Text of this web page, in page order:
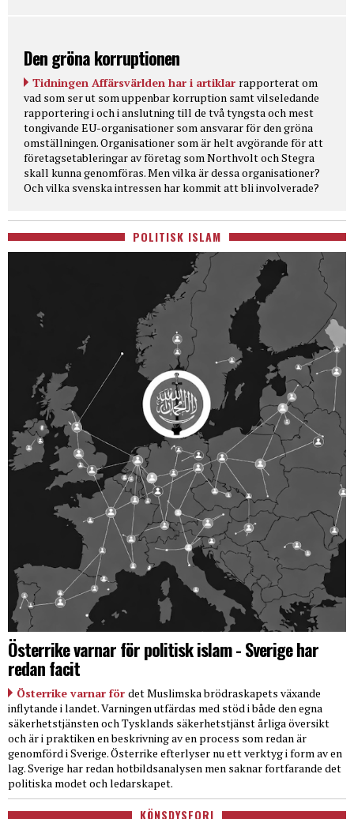
Den gröna korruptionen
Tidningen Affärsvärlden har i artiklar rapporterat om
vad som ser ut som uppenbar korruption samt vilseledande
rapportering i och i anslutning till de två tyngsta och mest
tongivande EU-organisationer som ansvarar för den gröna
omställningen. Organisationer som är helt avgörande för att
företagsetableringar av företag som Northvolt och Stegra
skall kunna genomföras. Men vilka är dessa organisationer?
Och vilka svenska intressen har kommit att bli involverade?
POLITISK ISLAM
Österrike varnar för politisk islam - Sverige har
redan facit
Österrike varnar för det Muslimska brödraskapets växande
inflytande i landet. Varningen utfärdas med stöd i både den egna
säkerhetstjänsten och Tysklands säkerhetstjänst årliga översikt
och är i praktiken en beskrivning av en process som redan är
genomförd i Sverige. Österrike efterlyser nu ett verktyg i form av en
lag. Sverige har redan hotbildsanalysen men saknar fortfarande det
politiska modet och ledarskapet.
KÖNSDYSFORI